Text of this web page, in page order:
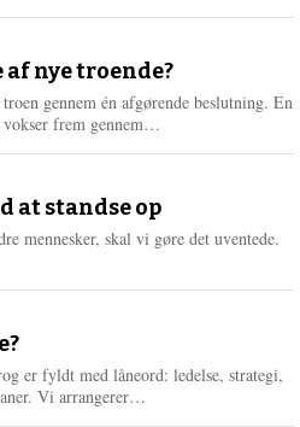
nye troende?
gennem én afgørende beslutning. En
frem gennem…
e
r
e
at standse op
mennesker, skal vi gøre det uventede.
er fyldt med låneord: ledelse, strategi,
Vi arrangerer…